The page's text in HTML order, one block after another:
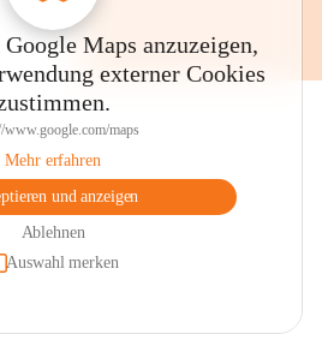
Maps anzuzeigen,
externer Cookies
www.google.com/maps
Mehr erfahren
und anzeigen
Ablehnen
Auswahl merken